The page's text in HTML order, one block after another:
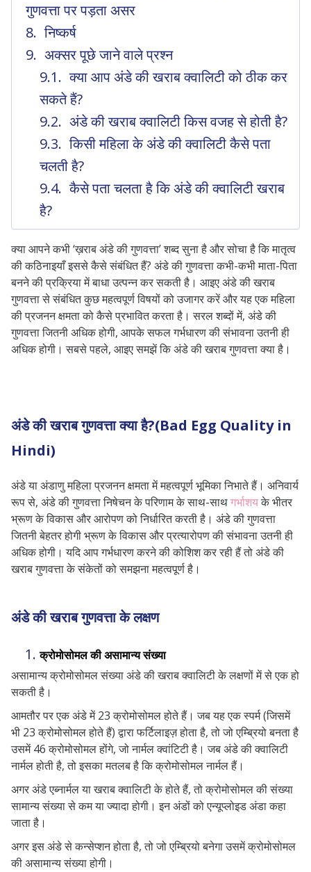
गुणवत्ता पर पड़ता असर
निष्कर्ष
अक्सर पूछे जाने वाले प्रश्न
क्या आप अंडे की खराब क्वालिटी को ठीक कर
सकते हैं?
अंडे की खराब क्वालिटी किस वजह से होती है?
किसी महिला के अंडे की क्वालिटी कैसे पता
चलती है?
कैसे पता चलता है कि अंडे की क्वालिटी खराब
है?
क्या आपने कभी ‘ख़राब अंडे की गुणवत्ता’ शब्द सुना है और सोचा है कि मातृत्व
की कठिनाइयाँ इससे कैसे संबंधित हैं? अंडे की गुणवत्ता कभी-कभी माता-पिता
बनने की प्रक्रिया में बाधा उत्पन्न कर सकती है। आइए अंडे की खराब
गुणवत्ता से संबंधित कुछ महत्वपूर्ण विषयों को उजागर करें और यह एक महिला
की प्रजनन क्षमता को कैसे प्रभावित करता है। सरल शब्दों में, अंडे की
गुणवत्ता जितनी अधिक होगी, आपके सफल गर्भधारण की संभावना उतनी ही
अधिक होगी। सबसे पहले, आइए समझें कि अंडे की खराब गुणवत्ता क्या है।
अंडे की खराब गुणवत्ता क्या है?(Bad Egg Quality in
Hindi)
अंडे या अंडाणु महिला प्रजनन क्षमता में महत्वपूर्ण भूमिका निभाते हैं। अनिवार्य
रूप से, अंडे की गुणवत्ता निषेचन के परिणाम के साथ-साथगर्भाशयके भीतर
भ्रूण के विकास और आरोपण को निर्धारित करती है। अंडे की गुणवत्ता
जितनी बेहतर होगी भ्रूण के विकास और प्रत्यारोपण की संभावना उतनी ही
अधिक होगी। यदि आप गर्भधारण करने की कोशिश कर रही हैं तो अंडे की
खराब गुणवत्ता के संकेतों को समझना महत्वपूर्ण है।
अंडे की खराब गुणवत्ता के लक्षण
क्रोमोसोमल की असामान्य संख्या
असामान्य क्रोमोसोमल संख्या अंडे की खराब क्वालिटी के लक्षणों में से एक हो
सकती है।
आमतौर पर एक अंडे में 23 क्रोमोसोमल होते हैं। जब यह एक स्पर्म (जिसमें
भी 23 क्रोमोसोमल होते हैं) द्वारा फर्टिलाइज़ होता है, तो जो एम्ब्रियो बनता है
उसमें 46 क्रोमोसोमल होंगे, जो नार्मल क्वांटिटी है। जब अंडे की क्वालिटी
नार्मल होती है, तो इसका मतलब है कि क्रोमोसोमल नार्मल हैं।
अगर अंडे एब्नार्मल या खराब क्वालिटी के होते हैं, तो क्रोमोसोमल की संख्या
सामान्य संख्या से कम या ज्यादा होगी। इन अंडों को एन्यूप्लोइड अंडा कहा
जाता है।
अगर इस अंडे से कन्सेप्शन होता है, तो जो एम्ब्रियो बनेगा उसमें क्रोमोसोमल
की असामान्य संख्या होगी।